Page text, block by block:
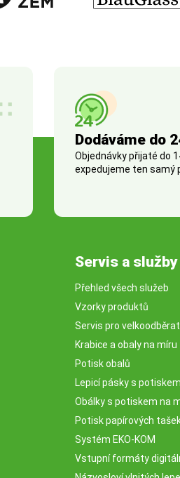
Dodáváme do
Objednávky přijaté do
expedujeme ten samý
Servis a služby
Přehled všech služeb
Vzorky produktů
Servis pro
Krabice a obaly na míru
Potisk obalů
Lepicí pásky s potiskem
Obálky s potiskem na
Potisk papírových
Systém EKO-KOM
Vstupní formáty